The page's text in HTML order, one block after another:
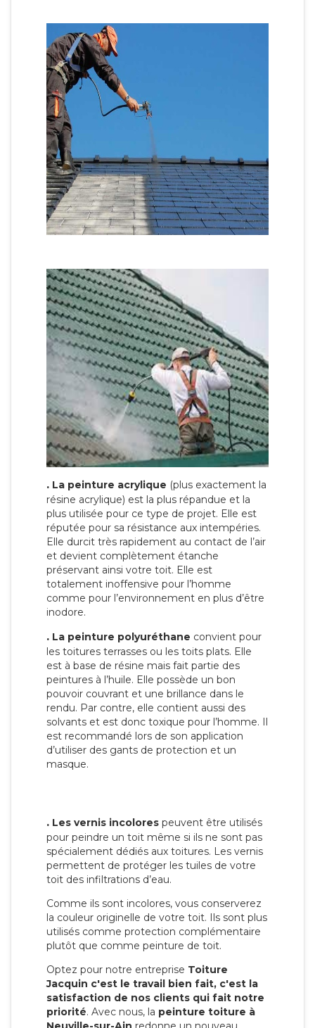
. La peinture acrylique (plus exactement la
résine acrylique) est la plus répandue et la
plus utilisée pour ce type de projet. Elle est
réputée pour sa résistance aux intempéries.
Elle durcit très rapidement au contact de l’air
et devient complètement étanche
préservant ainsi votre toit. Elle est
totalement inoffensive pour l’homme
comme pour l’environnement en plus d’être
inodore.
. La peinture polyuréthane convient pour
les toitures terrasses ou les toits plats. Elle
est à base de résine mais fait partie des
peintures à l’huile. Elle possède un bon
pouvoir couvrant et une brillance dans le
rendu. Par contre, elle contient aussi des
solvants et est donc toxique pour l’homme. Il
est recommandé lors de son application
d’utiliser des gants de protection et un
masque.
. Les vernis incolores peuvent être utilisés
pour peindre un toit même si ils ne sont pas
spécialement dédiés aux toitures. Les vernis
permettent de protéger les tuiles de votre
toit des infiltrations d’eau.
Comme ils sont incolores, vous conserverez
la couleur originelle de votre toit. Ils sont plus
utilisés comme protection complémentaire
plutôt que comme peinture de toit.
Optez pour notre entreprise Toiture
Jacquin c'est le travail bien fait, c'est la
satisfaction de nos clients qui fait notre
priorité. Avec nous, la peinture toiture à